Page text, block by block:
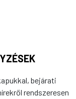
bejárati
rendszeresen